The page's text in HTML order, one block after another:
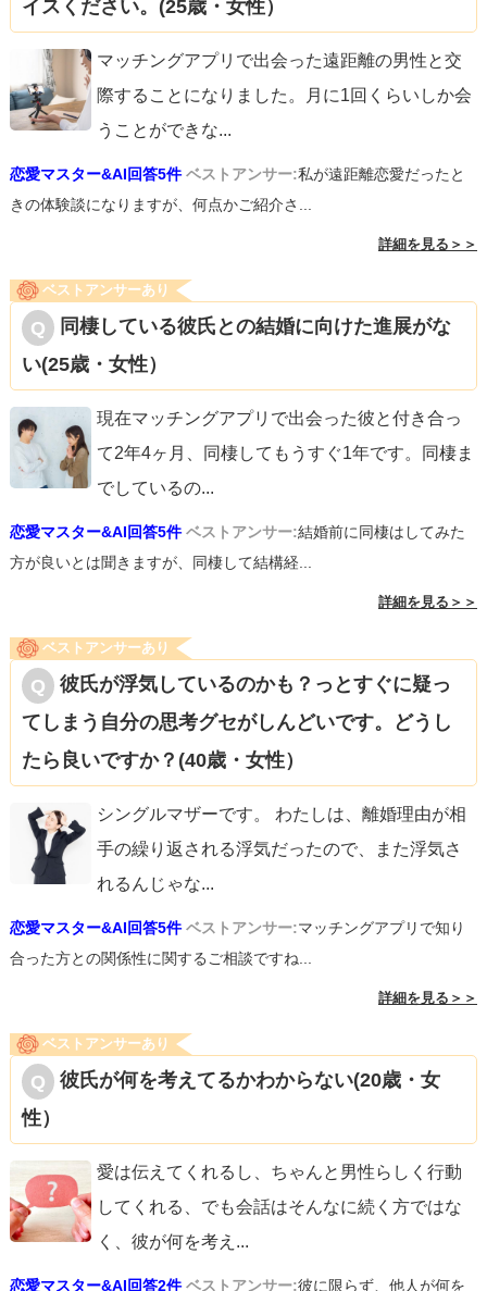
イスください。(25歳・女性）
マッチングアプリで出会った遠距離の男性と交
際することになりました。月に1回くらいしか会
うことができな...
恋愛マスター&AI回答5件 ベストアンサー:私が遠距離恋愛だったと
きの体験談になりますが、何点かご紹介さ...
詳細を見る＞＞
ベストアンサーあり
同棲している彼氏との結婚に向けた進展がな
い(25歳・女性）
現在マッチングアプリで出会った彼と付き合っ
て2年4ヶ月、同棲してもうすぐ1年です。同棲ま
でしているの...
恋愛マスター&AI回答5件 ベストアンサー:結婚前に同棲はしてみた
方が良いとは聞きますが、同棲して結構経...
詳細を見る＞＞
ベストアンサーあり
彼氏が浮気しているのかも？っとすぐに疑っ
てしまう自分の思考グセがしんどいです。どうし
たら良いですか？(40歳・女性）
シングルマザーです。 わたしは、離婚理由が相
手の繰り返される浮気だったので、また浮気さ
れるんじゃな...
恋愛マスター&AI回答5件 ベストアンサー:マッチングアプリで知り
合った方との関係性に関するご相談ですね...
詳細を見る＞＞
ベストアンサーあり
彼氏が何を考えてるかわからない(20歳・女
性）
愛は伝えてくれるし、ちゃんと男性らしく行動
してくれる、でも会話はそんなに続く方ではな
く、彼が何を考え ...
恋愛マスター&AI回答2件 ベストアンサー:彼に限らず、他人が何を